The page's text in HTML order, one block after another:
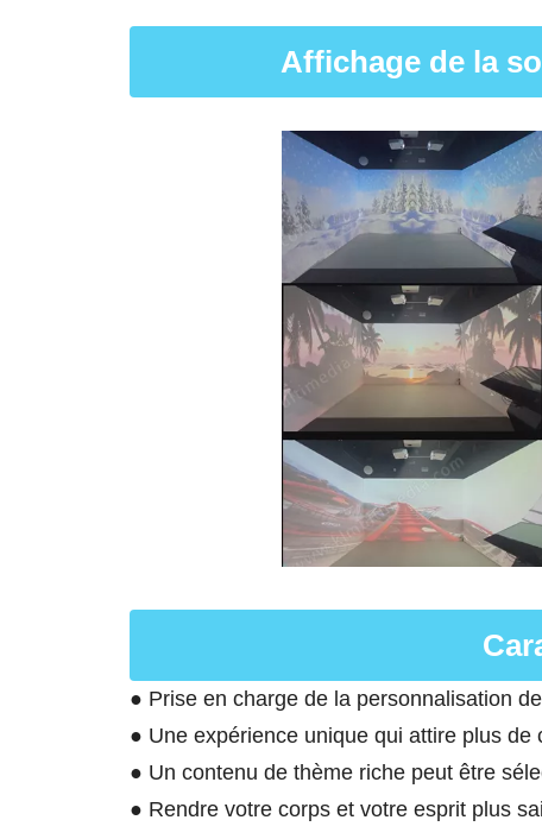
Affichage de la
● Prise en charge de la personnalisation
● Une expérience unique qui attire plus de
● Un contenu de thème riche peut être
● Rendre votre corps et votre esprit plus